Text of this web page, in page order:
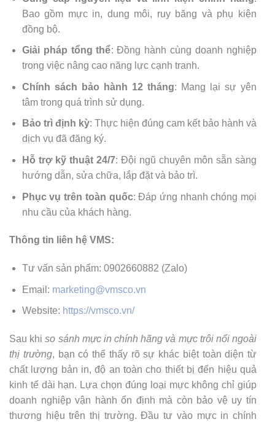
Bao gồm mực in, dung môi, ruy băng và phụ kiện
đồng bộ.
Giải pháp tổng thể: Đồng hành cùng doanh nghiệp
trong việc nâng cao năng lực cạnh tranh.
Chính sách bảo hành 12 tháng: Mang lại sự yên
tâm trong quá trình sử dụng.
Bảo trì định kỳ: Thực hiện đúng cam kết bảo hành và
dịch vụ đã đăng ký.
Hỗ trợ kỹ thuật 24/7: Đội ngũ chuyên môn sẵn sàng
hướng dẫn, sửa chữa, lắp đặt và bảo trì.
Phục vụ trên toàn quốc: Đáp ứng nhanh chóng mọi
nhu cầu của khách hàng.
Thông tin liên hệ VMS:
Tư vấn sản phẩm: 0902660882 (Zalo)
Email: marketing@vmsco.vn
Website: https://vmsco.vn/
Sau khiso sánh mực in chính hãng và mực trôi nổi ngoài
thị trường, bạn có thể thấy rõ sự khác biệt toàn diện từ
chất lượng bản in, độ an toàn cho thiết bị đến hiệu quả
kinh tế dài hạn. Lựa chọn đúng loại mực không chỉ giúp
doanh nghiệp vận hành ổn định mà còn bảo vệ uy tín
thương hiệu trên thị trường. Đầu tư vào mực in chính